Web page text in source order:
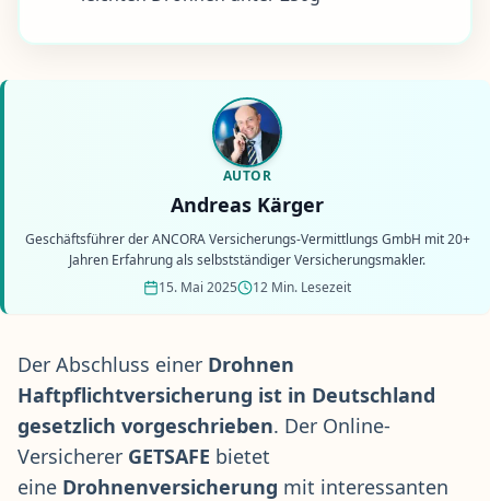
AUTOR
Andreas Kärger
Geschäftsführer der ANCORA Versicherungs-Vermittlungs GmbH mit 20+
Jahren Erfahrung als selbstständiger Versicherungsmakler.
15. Mai 2025
12 Min. Lesezeit
Der Abschluss einer Drohnen
Haftpflichtversicherung ist in Deutschland
gesetzlich vorgeschrieben. Der Online-
Versicherer GETSAFE bietet
eine Drohnenversicherung mit interessanten